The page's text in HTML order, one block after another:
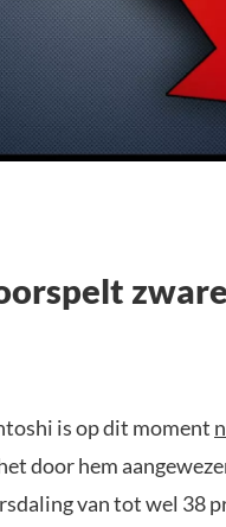
is op dit moment
door hem
van tot wel 38